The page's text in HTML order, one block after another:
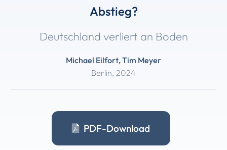
Abstieg?
Deutschland verliert an Boden
Michael Eilfort,Tim Meyer
Berlin, 2024
PDF-Download